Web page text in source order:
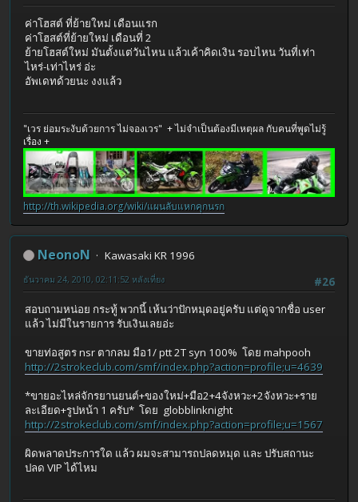
ค่าโฮสต์ ที่ย้ายใหม่ เดือนแรก
ค่าโฮสต์ที่ย้ายใหม่ เดือนที่ 2
ย้ายโฮสต์ใหม่ มันตั้งแต่วันไหน แล้วเค้าคิดเงิน รอบไหน วันที่เท่า
ไหร่-เท่าไหร่ อ่ะ
อัพเดทด้วยนะ งงแล้ว
"เวร ย่อมระงับด้วยการ ไม่จองเวร" + ไม่จำเป็นต้องมีเหตุผล กับคนที่พูดไม่รู้
เรื่อง +
http://th.wikipedia.org/wiki/แผนลับแหกคุกนรก
NeonoN
Kawasaki KR 1996
#26
ธันวาคม 24, 2010, 02:11:52 หลังเที่ยง
สอบถามหน่อย กระทู้ พวกนี้ เห้นว่าปักหมุดอยู่ครับ แต่ดูจากชื่อ user
แล้ว ไม่มีในรายการ รับเงินเลยอ่ะ
ขายท่อสูตร nsr ตากลม มือ1/ ptt 2T syn 100% โดย mahpooh
http://2strokeclub.com/smf/index.php?action=profile;u=4639
*ขายอะไหล่จักรยานยนต์+ของใหม่+มือ2+4จังหวะ+2จังหวะ+ราย
ละเอียด+รูปหน้า 1 ครับ* โดย globblinknight
http://2strokeclub.com/smf/index.php?action=profile;u=1567
ผิดพลาดประการใด แล้ว ผมจะสามารถปลดหมุด และ ปรับสถานะ
ปลด VIP ได้ไหม